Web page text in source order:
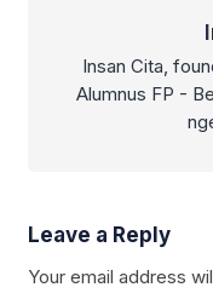
Insan Cita,
Alumnus FP -
Leave a Reply
Your email address